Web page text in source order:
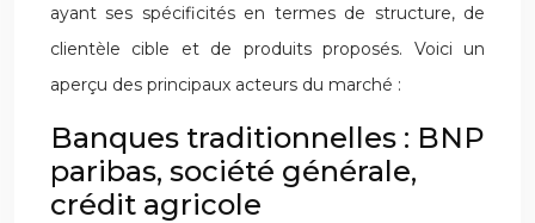
ayant ses spécificités en termes de structure, de
clientèle cible et de produits proposés. Voici un
aperçu des principaux acteurs du marché :
Banques traditionnelles : BNP
paribas, société générale,
crédit agricole